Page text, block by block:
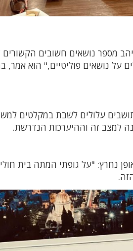
מספר נושאים חשובים הקשורים
על נושאים פוליטיים," הוא אמר,
עלולים לשבת במקלטים
למצב זה וההיערכות הנדרשת.
נחרץ: "על גופתי המתה בית